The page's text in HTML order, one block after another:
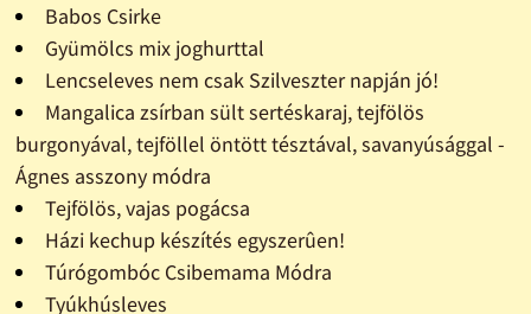
Babos Csirke
Gyümölcs mix joghurttal
Lencseleves nem csak Szilveszter napján jó!
Mangalica zsírban sült sertéskaraj, tejfölös
burgonyával, tejföllel öntött tésztával, savanyúsággal -
Ágnes asszony módra
Tejfölös, vajas pogácsa
Házi kechup készítés egyszerûen!
Túrógombóc Csibemama Módra
Tyúkhúsleves